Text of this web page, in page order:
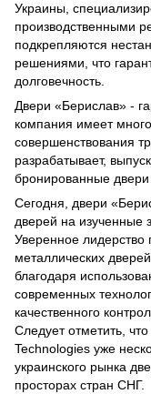
Украины,
производственными
подкрепляются
решениями, что
долговечность.
Двери «Берислав» -
компания имеет
совершенствования
разрабатывает,
бронированные
Сегодня, двери
дверей на изученные
Уверенное лидерство
металлических
благодаря
современных
качественного
Следует отметить,
Technologies уже
украинского рынка
просторах стран СНГ.